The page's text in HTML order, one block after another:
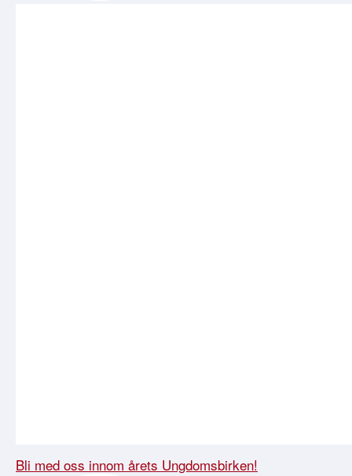
Bli med oss innom årets Ungdomsbirken!